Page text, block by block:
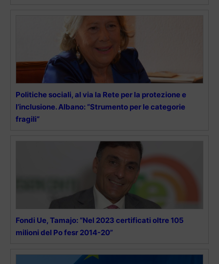
Politiche sociali, al via la Rete per la protezione e
l’inclusione. Albano: “Strumento per le categorie
fragili”
Fondi Ue, Tamajo: “Nel 2023 certificati oltre 105
milioni del Po fesr 2014-20”